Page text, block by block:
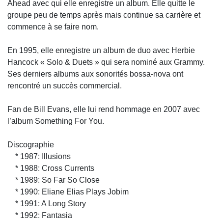
Ahead avec qui elle enregistre un album. Elle quitte le
groupe peu de temps après mais continue sa carrière et
commence à se faire nom.
En 1995, elle enregistre un album de duo avec Herbie
Hancock « Solo & Duets » qui sera nominé aux Grammy.
Ses derniers albums aux sonorités bossa-nova ont
rencontré un succès commercial.
Fan de Bill Evans, elle lui rend hommage en 2007 avec
l’album Something For You.
Discographie
* 1987: Illusions
* 1988: Cross Currents
* 1989: So Far So Close
* 1990: Eliane Elias Plays Jobim
* 1991: A Long Story
* 1992: Fantasia